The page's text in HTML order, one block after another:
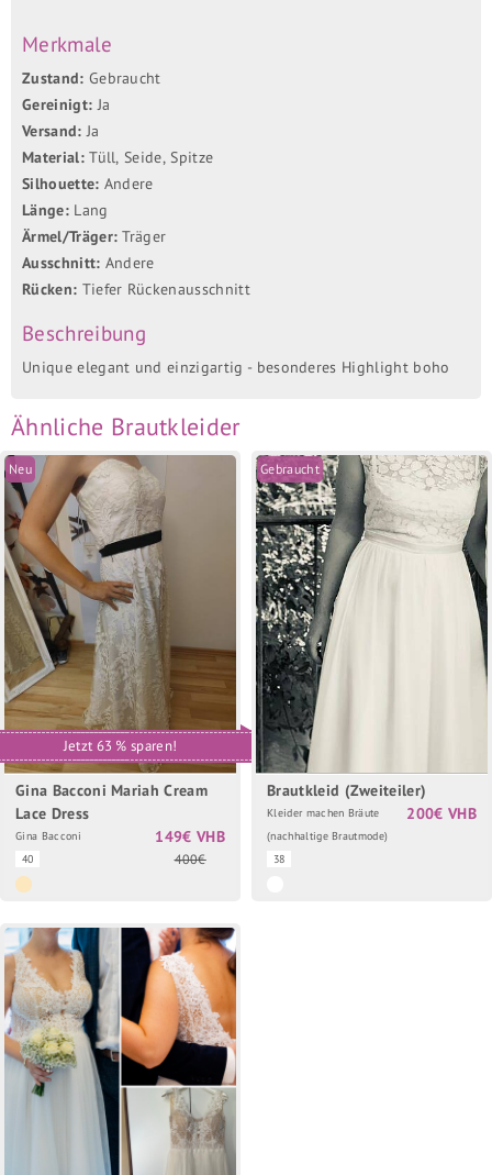
Merkmale
Zustand: Gebraucht
Gereinigt: Ja
Versand: Ja
Material:Tüll, Seide, Spitze
Silhouette: Andere
Länge:Lang
Ärmel/Träger: Träger
Ausschnitt: Andere
Rücken: Tiefer Rückenausschnitt
Beschreibung
Unique elegant und einzigartig - besonderes Highlight boho
Ähnliche Brautkleider
Neu
Jetzt 63 % sparen!
Gina Bacconi Mariah Cream
Lace Dress
Gina Bacconi
40
149€ VHB
400€
Gebraucht
Brautkleid (Zweiteiler)
Kleider machen Bräute
(nachhaltige Brautmode)
38
200€ VHB